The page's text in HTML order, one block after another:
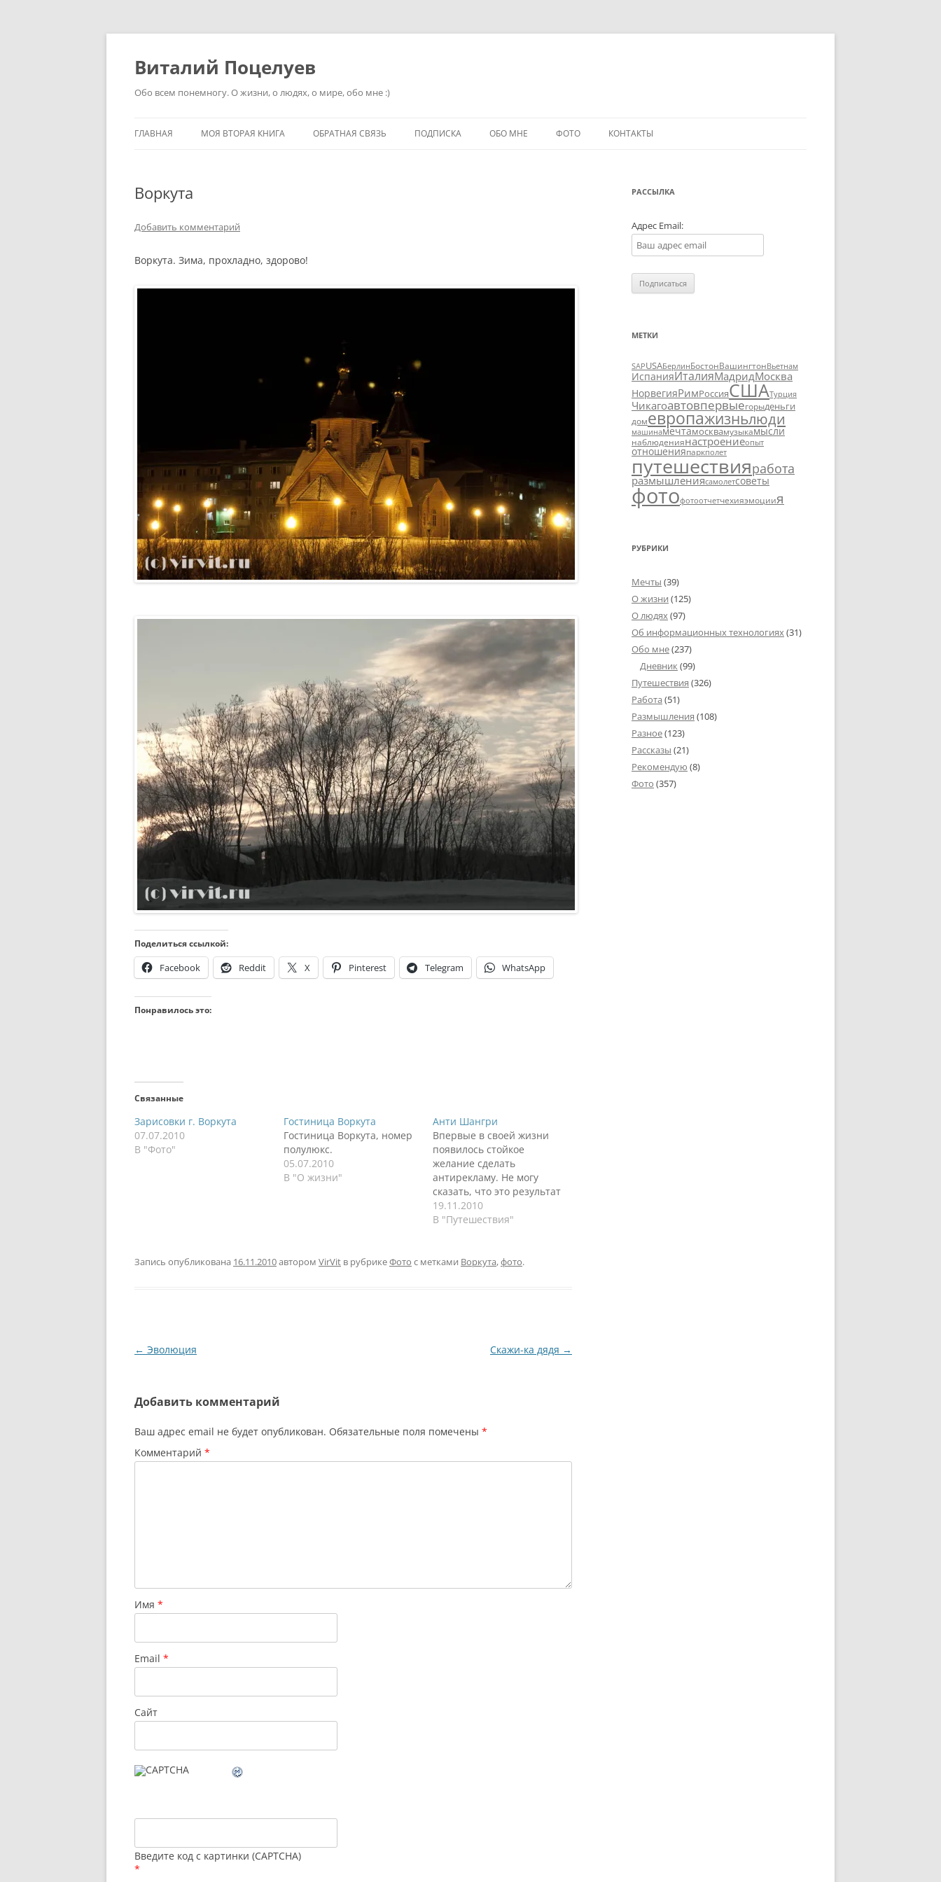
Перейти
Виталий Поцелуев
Обо всем понемногу. О жизни, о людях, о мире, обо мне :)
ГЛАВНАЯ МОЯ ВТОРАЯ КНИГА ОБРАТНАЯ СВЯЗЬ ПОДПИСКА ОБО МНЕ ФОТО КОНТАКТЫ
Воркута
Добавить комментарий
Воркута. Зима, прохладно, здорово!
Поделиться ссылкой:
Facebook Reddit X Pinterest Telegram WhatsApp
Понравилось это:
Связанные
Зарисовки г. Воркута
07.07.2010
В "Фото"
Гостиница Воркута
Гостиница Воркута, номер
полулюкс.
05.07.2010
В "О жизни"
Анти Шангри
Впервые в своей жизни
появилось стойкое
желание сделать
антирекламу. Не могу
сказать, что это результат
усталости, настроения или
иных факторов. Ресторан
провинциального города.
Единственное заказанное
19.11.2010
В "Путешествия"
Запись опубликована 16.11.2010автором VirVit в рубрикеФото с метками Воркута,фото.
Навигация
← Эволюция Скажи-ка дядя →
Добавить комментарий
Ваш адрес email не будет опубликован. Обязательные поля помечены *
Комментарий *
Имя *
Email *
Сайт
Введите код с картинки (CAPTCHA)
*
РАССЫЛКА
Адрес Email:
МЕТКИ
SAPUSAБерлинБостонВашингтонВьетнам
ИспанияИталияМадридМосква
НорвегияРимРоссияСШАТурция
Чикагоавтовпервыегорыденьги
домевропажизньлюди
машинамечтамосквамузыкамысли
наблюдениянастроениеопыт
отношенияпаркполет
путешествияработа
размышлениясамолетсоветы
фотофотоотчетчехияэмоциия
РУБРИКИ
Мечты (39)
О жизни (125)
О людях(97)
Об информационных технологиях(31)
Обо мне(237)
Дневник(99)
Путешествия (326)
Работа (51)
Размышления (108)
Разное(123)
Рассказы (21)
Рекомендую (8)
Фото (357)